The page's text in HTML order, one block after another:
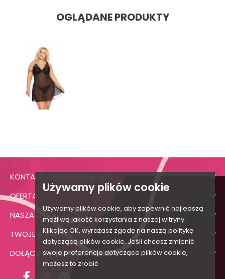
Używamy plików cookie
Używamy plików cookie, aby zapewnić najlepszą
możliwą jakość korzystania z naszej witryny.
Klikając OK, wyrażasz zgodę na naszą politykę
dotyczącą plików cookie. Jeśli chcesz zmienić
swoje preferencje dotyczące plików cookie,
możesz to zrobić
OGLĄDANE PRODUKTY
KONTAKT Z BIELIZNSWIATA.PL 
OFERTA 
NASZA FIRMA 
TWOJE KONTO 
DOŁĄCZ DO NEWSLETTERA 